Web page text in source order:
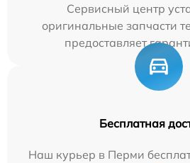
Сервисный центр
оригинальные запчасти
предоставляет
Бесплатная
Наш курьер в Перми